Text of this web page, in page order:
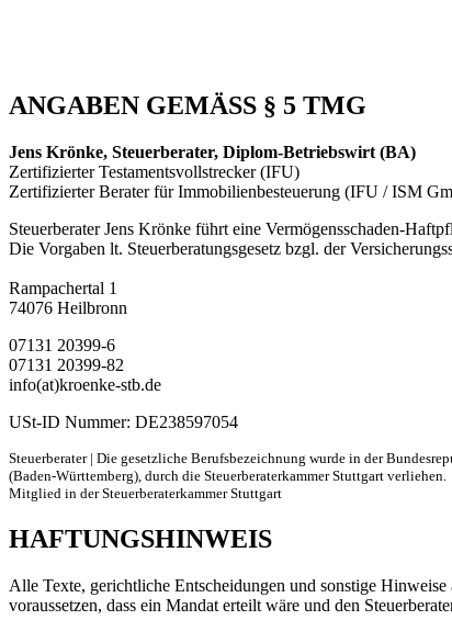
ANGABEN GEMÄSS § 5 TMG
Jens Krönke, Steuerberater, Diplom-Betriebswirt (BA)
Zertifizierter Testamentsvollstrecker (IFU)
Zertifizierter Berater für Immobilienbesteuerung (IFU / ISM
Steuerberater Jens Krönke führt eine Vermögensschaden-
Die Vorgaben lt. Steuerberatungsgesetz bzgl. der
Rampachertal 1
74076 Heilbronn
07131 20399-6
07131 20399-82
info(at)kroenke-stb.de
USt-ID Nummer: DE238597054
Steuerberater | Die gesetzliche Berufsbezeichnung wurde in der
(Baden-Württemberg), durch die Steuerberaterkammer Stuttgart verliehen.
Mitglied in der Steuerberaterkammer Stuttgart
HAFTUNGSHINWEIS
Alle Texte, gerichtliche Entscheidungen und sonstige
voraussetzen, dass ein Mandat erteilt wäre und den